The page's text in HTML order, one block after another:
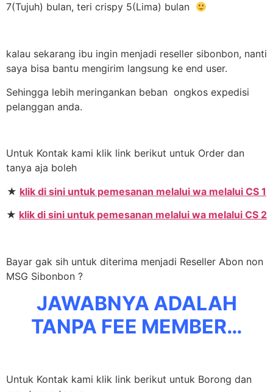
7(Tujuh) bulan, teri crispy 5(Lima) bulan
kalau sekarang ibu ingin menjadi reseller sibonbon, nanti
saya bisa bantu mengirim langsung ke end user.
Sehingga lebih meringankan beban ongkos expedisi
pelanggan anda.
Untuk Kontak kami klik link berikut untuk Order dan
tanya aja boleh
★ klik di sini untuk pemesanan melalui wa melalui CS 1
★ klik di sini untuk pemesanan melalui wa melalui CS 2
Bayar gak sih untuk diterima menjadi Reseller Abon non
MSG Sibonbon ?
JAWABNYA ADALAH
TANPA FEE MEMBER…
Untuk Kontak kami klik link berikut untuk Borong dan